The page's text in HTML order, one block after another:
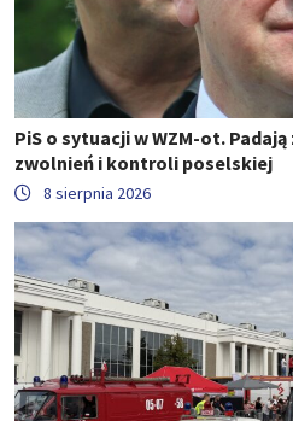
PiS o sytuacji w WZM-ot.
zwolnień i kontroli poselskiej
8 sierpnia 2026